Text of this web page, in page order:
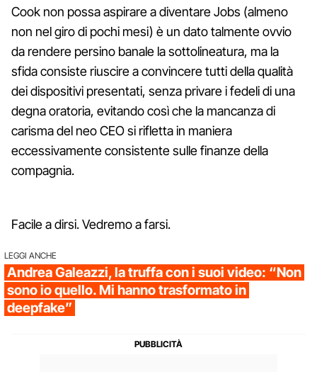
Cook non possa aspirare a diventare Jobs (almeno
non nel giro di pochi mesi) è un dato talmente ovvio
da rendere persino banale la sottolineatura, ma la
sfida consiste riuscire a convincere tutti della qualità
dei dispositivi presentati, senza privare i fedeli di una
degna oratoria, evitando così che la mancanza di
carisma del neo CEO si rifletta in maniera
eccessivamente consistente sulle finanze della
compagnia.
Facile a dirsi. Vedremo a farsi.
LEGGI ANCHE
Andrea Galeazzi, la truffa con i suoi video: “Non
sono io quello. Mi hanno trasformato in
deepfake”